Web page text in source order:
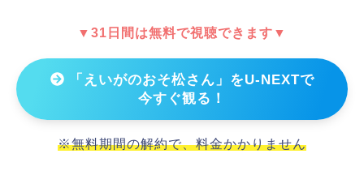
▼31日間は無料で視聴できます▼
「えいがのおそ松さん」をU-NEXTで
今すぐ観る！
※無料期間の解約で、料金かかりません